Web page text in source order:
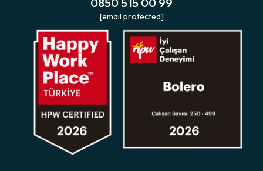
[email protected]